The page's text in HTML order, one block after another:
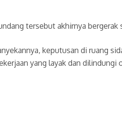
tersebut akhirnya
keputusan di ruang
yang layak dan dilindungi